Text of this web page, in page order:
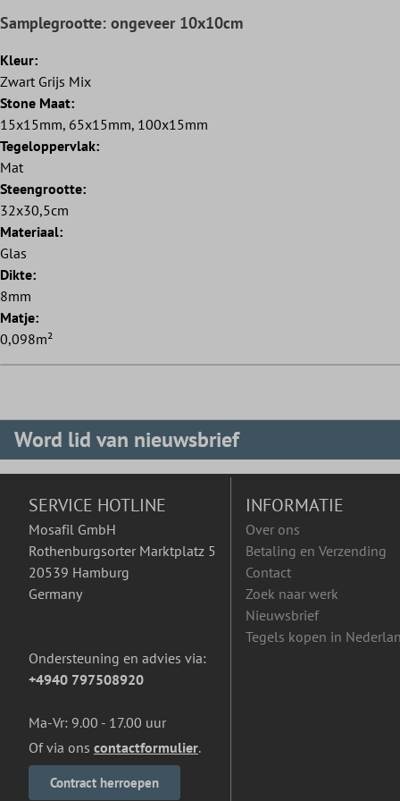
Samplegrootte: ongeveer 10x10cm
Kleur:
Zwart Grijs Mix
Stone Maat:
15x15mm, 65x15mm, 100x15mm
Tegeloppervlak:
Mat
Steengrootte:
32x30,5cm
Materiaal:
Glas
Dikte:
8mm
Matje:
0,098m²
Word lid van nieuwsbrief
SERVICE HOTLINE
Mosafil GmbH
Rothenburgsorter Marktplatz 5
20539 Hamburg
Germany
Ondersteuning en advies via:
+4940 797508920
Ma-Vr: 9.00 - 17.00 uur
Of via ons contactformulier.
Contract herroepen
INFORMATIE
Over ons
Betaling en Verzending
Contact
Zoek naar werk
Nieuwsbrief
Tegels kopen in